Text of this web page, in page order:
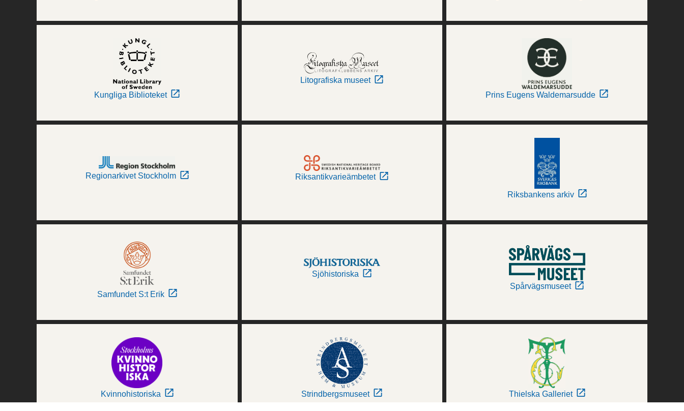
Kungliga Biblioteket
Litografiska museet
Prins Eugens Waldemarsudde
Regionarkivet Stockholm Riksantikvarieämbetet
Riksbankens arkiv
Samfundet S:t Erik
Sjöhistoriska
Spårvägsmuseet
Kvinnohistoriska Strindbergsmuseet Thielska Galleriet